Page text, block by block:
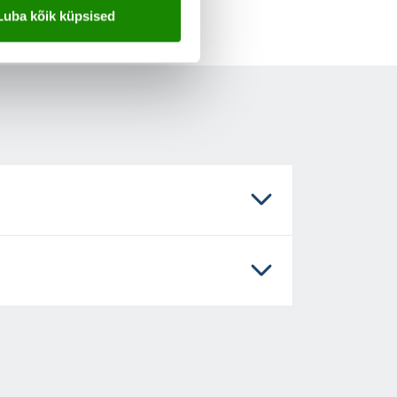
kõik küpsised